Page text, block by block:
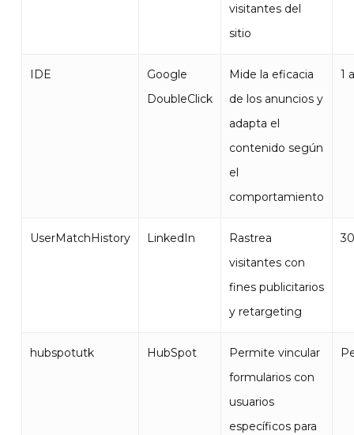
visitantes del
sitio
IDE
Google
DoubleClick
Mide la eficacia
de los anuncios y
adapta el
contenido según
el
comportamiento
1
UserMatchHistory LinkedIn
Rastrea
visitantes con
fines publicitarios
y retargeting
hubspotutk HubSpot
Permite vincular
formularios con
usuarios
específicos para